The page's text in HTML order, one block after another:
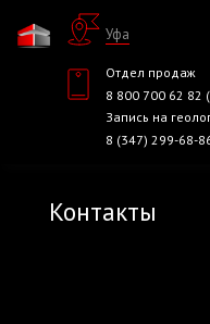
Уфа
Отдел продаж
8 800 700 62 82
Запись на
8 (347) 299-68-
Контакты